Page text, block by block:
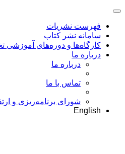
فهرست نشریات
سامانه نشر کتاب
کارگاه‌ها و دوره‌های
درباره ما
درباره ما
تماس با ما
شورای برنامه‌ریزی و
English